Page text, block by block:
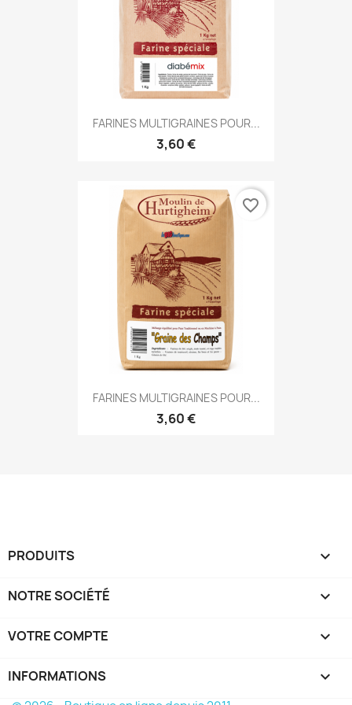
FARINES MULTIGRAINES POUR...
3,60 €
FARINES MULTIGRAINES POUR...
3,60 €
favorite_border
PRODUITS 
NOTRE SOCIÉTÉ 
VOTRE COMPTE 
INFORMATIONS keyboard_arrow_down